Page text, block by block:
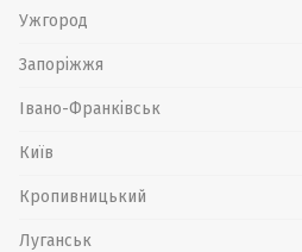
Ужгород
Запоріжжя
Івано-Франківськ
Київ
Кропивницький
Луганськ